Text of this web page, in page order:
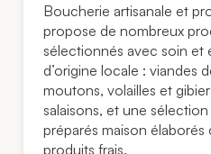
Boucherie artisanale et
propose de nombreux
sélectionnés avec soin et
d’origine locale : viandes
moutons, volailles et
salaisons, et une
préparés maison
produits frais.